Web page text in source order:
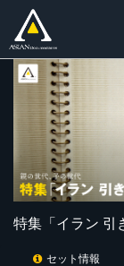
特集「イラン 引
セット情報